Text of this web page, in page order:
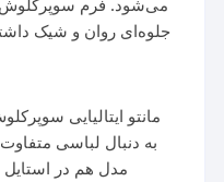
می‌شود. فرم
جلوه‌ای روان و شیک
مانتو ایتالیایی
به دنبال لباسی
مدل هم در